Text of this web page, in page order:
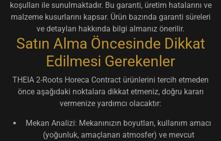
koşulları ile sunulmaktadır. Bu garanti, üretim hatalarını ve
malzeme kusurlarını kapsar. Ürün bazında garanti süreleri
ve detayları hakkında bilgi almanız önerilir.
Satın Alma Öncesinde Dikkat
Edilmesi Gerekenler
THEIA 2-Roots Horeca Contract ürünlerini tercih etmeden
önce aşağıdaki noktalara dikkat etmeniz, doğru kararı
vermenize yardımcı olacaktır:
Mekan Analizi: Mekanınızın boyutları, kullanım amacı
(yoğunluk, amaçlanan atmosfer) ve mevcut